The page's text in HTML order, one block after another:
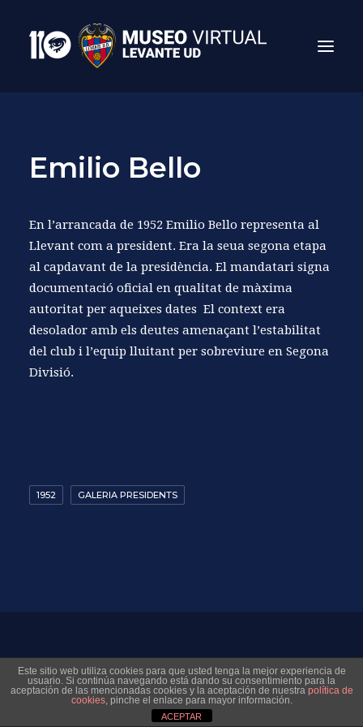
Search
Emilio Bello
En l’arrancada de 1952 Emilio Bello representa al
Llevant com a president. Era la seua segona etapa
al capdavant de la presidència. El mandatari signa
documentació oficial en qualitat de màxima
autoritat per aqueixes dates El context era
desolador amb els deutes amenaçant l’estabilitat
del club i l’equip lluitant per sobreviure en Segona
Divisió.
1952 GALERIA PRESIDENTS
© 2026 Museo Virtual Levante UD. All rights reserved
Este sitio web utiliza cookies para que usted tenga la mejor experiencia de
usuario. Si continúa navegando está dando su consentimiento para la
aceptación de las mencionadas cookies y la aceptación de nuestra política de
cookies, pinche el enlace para mayor información.
ACEPTAR